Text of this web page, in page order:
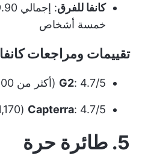
كانفا للفرق
خمسة أشخاص
تقييمات ومراجعات كانفا
G2: 4.7/5 (أكثر من 4,000 تقييم)
Capterra: 4.7/5 (11,170+ تقييم)
5. طائرة حرة